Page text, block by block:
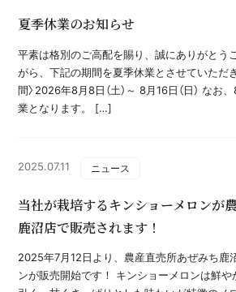
夏季休業のお知らせ
平素は格別のご高配を賜り、誠にありがとう
がら、下記の期間を夏季休業とさせていただ
間〉2026年8月8日（土）～ 8月16日（日） なお
業となります。 […]
2025.07.11 ニュース
当社が栽培するキンショーメロンが
鹿沼店で販売されます！
2025年7月12日より、農産直売所あぜみち鹿
ンが販売開始です！ キンショーメロンは鮮や